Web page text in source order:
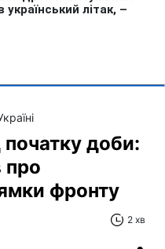
початку доби:
про
фронту
2 хв